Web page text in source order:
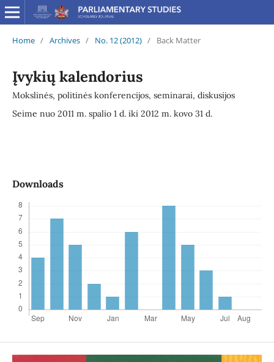
Home / Archives / No. 12 (2012) / Back Matter
Įvykių kalendorius
Mokslinės, politinės konferencijos, seminarai, diskusijos
Seime nuo 2011 m. spalio 1 d. iki 2012 m. kovo 31 d.
Downloads